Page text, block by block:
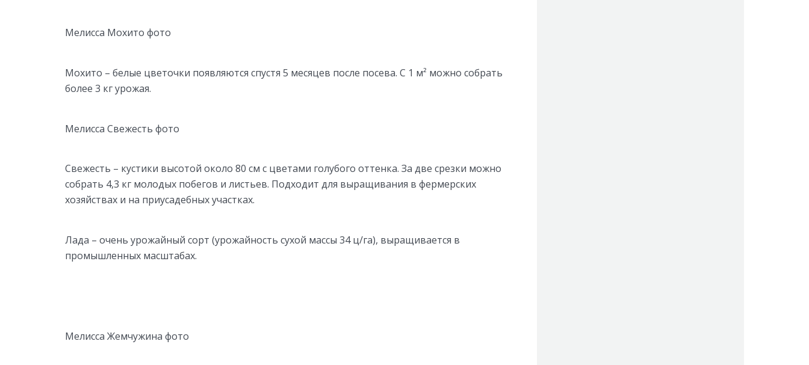
Мелисса Мохито фото
Мохито – белые цветочки появляются спустя 5 месяцев после посева. С 1 м² можно собрать
более 3 кг урожая.
Мелисса Свежесть фото
Свежесть – кустики высотой около 80 см с цветами голубого оттенка. За две срезки можно
собрать 4,3 кг молодых побегов и листьев. Подходит для выращивания в фермерских
хозяйствах и на приусадебных участках.
Лада – очень урожайный сорт (урожайность сухой массы 34 ц/га), выращивается в
промышленных масштабах.
Мелисса Жемчужина фото